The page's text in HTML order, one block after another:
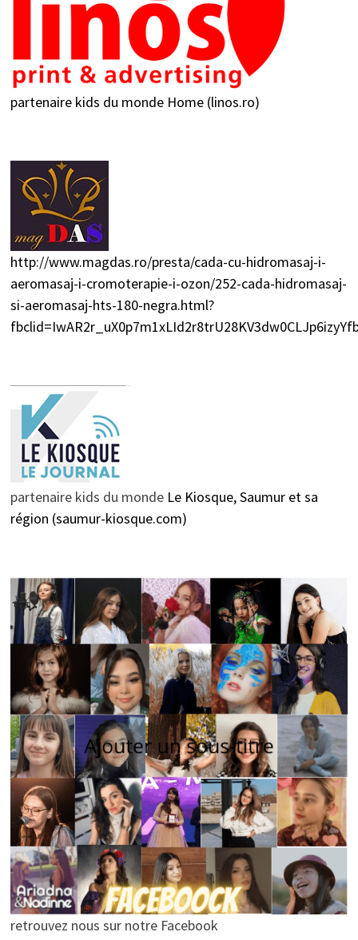
partenaire kids du monde Home (linos.ro)
http://www.magdas.ro/presta/cada-cu-hidromasaj-i-
aeromasaj-i-cromoterapie-i-ozon/252-cada-hidromasaj-
si-aeromasaj-hts-180-negra.html?
partenaire kids du monde Le Kiosque, Saumur et sa
région (saumur-kiosque.com)
retrouvez nous sur notre Facebook